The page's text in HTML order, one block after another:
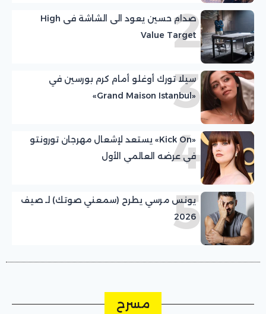
2
صدام حسين يعود الى الشاشة فى High
Value Target
3
سيلا تورك أوغلو أمام كرم بورسين في
«Grand Maison Istanbul»
4
«Kick On» يستعد لإشعال مهرجان تورونتو
في عرضه العالمي الأول
5
يونس مرسي يطرح (سمعني صوتك) لـ صيف
2026
مسرح